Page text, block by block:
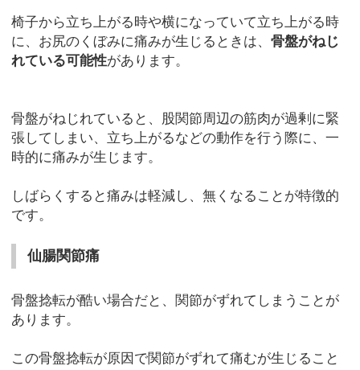
椅子から立ち上がる時や横になっていて立ち上がる時
に、お尻のくぼみに痛みが生じるときは、骨盤がねじ
れている可能性があります。
骨盤がねじれていると、股関節周辺の筋肉が過剰に緊
張してしまい、立ち上がるなどの動作を行う際に、一
時的に痛みが生じます。
しばらくすると痛みは軽減し、無くなることが特徴的
です。
仙腸関節痛
骨盤捻転が酷い場合だと、関節がずれてしまうことが
あります。
この骨盤捻転が原因で関節がずれて痛むが生じること